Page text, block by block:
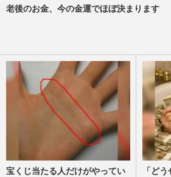
【中高年の恋愛】実
老後のお金、今の金運でほぼ決まります
宝くじ当たる人だけがやってい
「ど